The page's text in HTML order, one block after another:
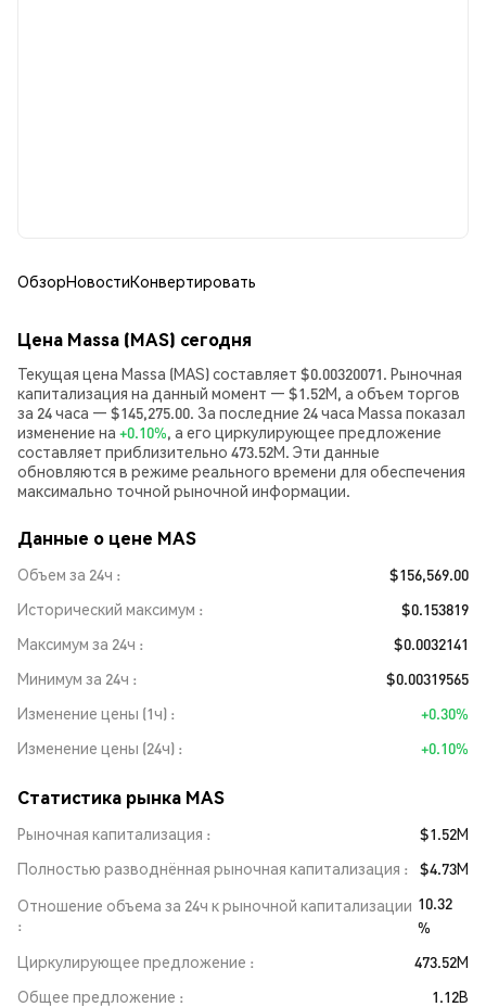
ОбзорНовостиКонвертировать
Цена Massa (MAS) сегодня
Текущая цена Massa (MAS) составляет $0.00320071. Рыночная
капитализация на данный момент — $1.52M, а объем торгов
за 24 часа — $145,275.00. За последние 24 часа Massa показал
изменение на +0.10%, а его циркулирующее предложение
составляет приблизительно 473.52M. Эти данные
обновляются в режиме реального времени для обеспечения
максимально точной рыночной информации.
Данные о цене MAS
Объем за 24ч
$156,569.00
Исторический максимум
$0.153819
Максимум за 24ч
$0.0032141
Минимум за 24ч
$0.00319565
Изменение цены (1ч)
+0.30%
Изменение цены (24ч)
+0.10%
Статистика рынка MAS
Рыночная капитализация
$1.52M
Полностью разводнённая рыночная капитализация
$4.73M
Отношение объема за 24ч к рыночной капитализации 10.32
%
Циркулирующее предложение
473.52M
Общее предложение
1.12B